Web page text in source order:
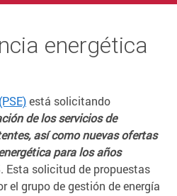
energética
está solicitando
de los servicios de
así como nuevas ofertas
para los años
Esta solicitud de propuestas
el grupo de gestión de energía